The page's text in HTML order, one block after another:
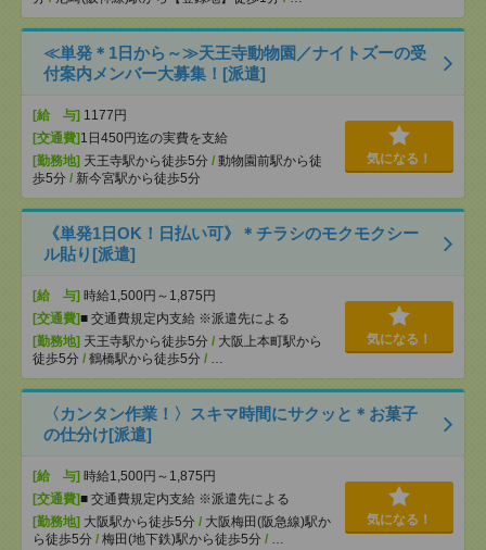
≪単発＊1日から～≫天王寺動物園／ナイトズーの受
付案内メンバー大募集！[派遣]
[給 与] 1177円
[交通費] 1日450円迄の実費を支給
[勤務地] 天王寺駅から徒歩5分 / 動物園前駅から徒
歩5分 / 新今宮駅から徒歩5分
気になる！
《単発1日OK！日払い可》＊チラシのモクモクシー
ル貼り[派遣]
[給 与] 時給1,500円～1,875円
[交通費]■ 交通費規定内支給 ※派遣先による
[勤務地] 天王寺駅から徒歩5分 / 大阪上本町駅から
徒歩5分 / 鶴橋駅から徒歩5分 / …
気になる！
〈カンタン作業！〉スキマ時間にサクッと＊お菓子
の仕分け[派遣]
[給 与] 時給1,500円～1,875円
[交通費]■ 交通費規定内支給 ※派遣先による
[勤務地] 大阪駅から徒歩5分 / 大阪梅田(阪急線)駅か
ら徒歩5分 / 梅田(地下鉄)駅から徒歩5分 / …
気になる！